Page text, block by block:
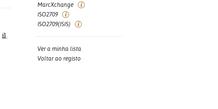
MarcXchange
ISO2709
ISO2709(ISIS)
Ver a minha lista
Voltar ao registo